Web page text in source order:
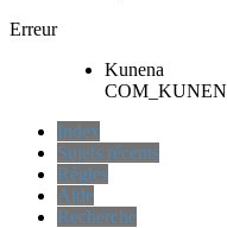
Erreur
Kunena
Index
Sujets récents
Règles
Aide
Recherche